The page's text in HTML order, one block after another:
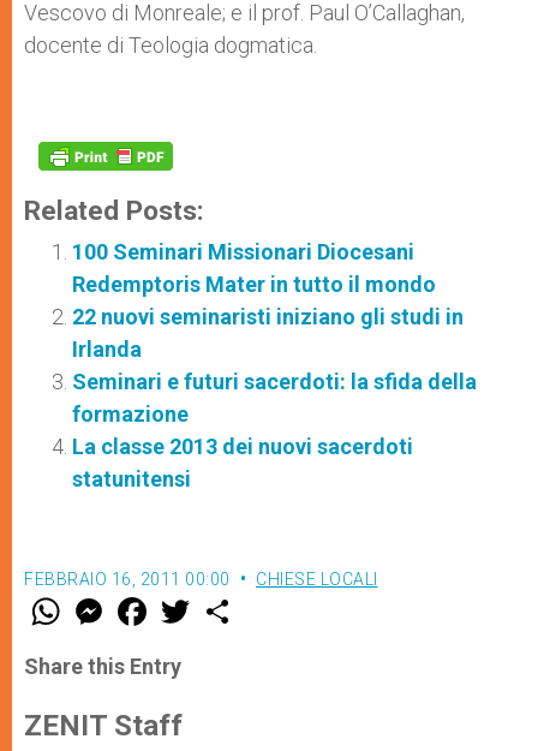
Vescovo di Monreale; e il prof. Paul O’Callaghan,
docente di Teologia dogmatica.
Related Posts:
100 Seminari Missionari Diocesani
Redemptoris Mater in tutto il mondo
22 nuovi seminaristi iniziano gli studi in
Irlanda
Seminari e futuri sacerdoti: la sfida della
formazione
La classe 2013 dei nuovi sacerdoti
statunitensi
FEBBRAIO 16, 2011 00:00 CHIESE LOCALI
W
t
s
p
p
M
e
s
e
g
e
F
a
e
b
o
k
w
Share this Entry
ZENIT Staff